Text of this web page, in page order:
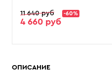
11 640 руб -60%
4 660 руб
ОПИСАНИЕ